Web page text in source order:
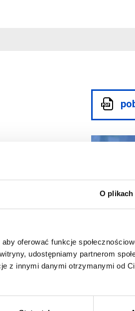
O plikach
oferować funkcje
udostępniamy partnerom
z innymi danymi otrzymanymi od